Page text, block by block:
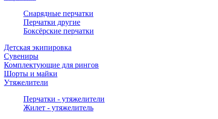
Снарядные перчатки
Перчатки другие
Боксёрские перчатки
Детская экипировка
Сувениры
Комплектующие для рингов
Шорты и майки
Утяжелители
Перчатки - утяжелители
Жилет - утяжелитель